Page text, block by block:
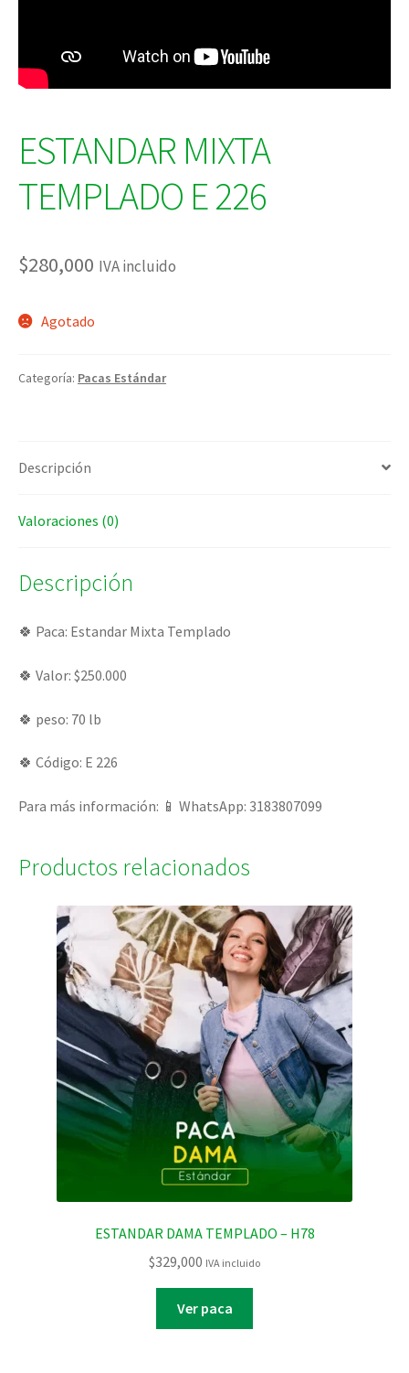
ESTANDAR MIXTA
TEMPLADO E 226
$280,000 IVA incluido
Agotado
Categoría: Pacas Estándar
Descripción
Valoraciones (0)
Descripción
🍀 Paca: Estandar Mixta Templado
🍀 Valor: $250.000
🍀 peso: 70 lb
🍀 Código: E 226
Para más información: 📱 WhatsApp: 3183807099
Productos relacionados
ESTANDAR DAMA TEMPLADO – H78
$329,000 IVA incluido
Ver paca